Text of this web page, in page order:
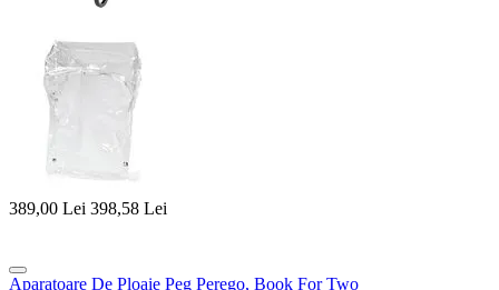
389,00 Lei 398,58 Lei
Aparatoare De Ploaie Peg Perego, Book For Two